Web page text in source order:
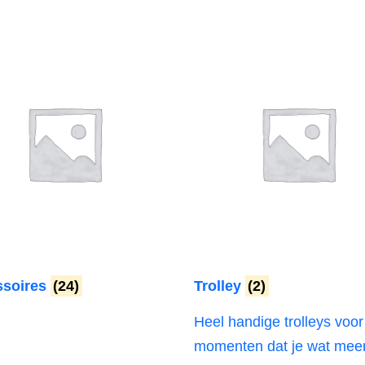
(24) Trolley (2)
Heel handige trolleys
momenten dat je wat